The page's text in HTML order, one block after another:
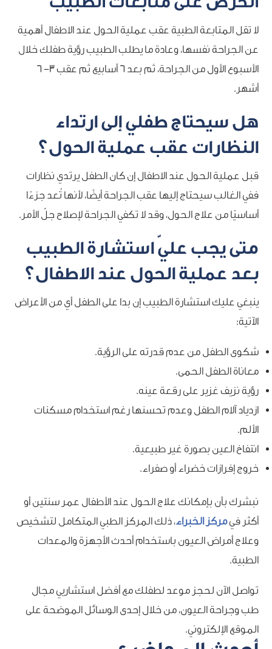
لا تقل المتابعة الطبية عقب عملية الحول عند الاطفال أهمية
عن الجراحة نفسها، وعادة ما يطلب الطبيب رؤية طفلك خلال
الأسبوع الأول من الجراحة، ثم بعد 6 أسابيع ثم عقب 3- 6
أشهر.
هل سيحتاج طفلي إلى ارتداء
النظارات عقب عملية الحول؟
قبل عملية الحول عند الاطفال إن كان الطفل يرتدي نظارات
ففي الغالب سيحتاج إليها عقب الجراحة أيضًا، لأنها تُعد جزءًا
أساسيًا من علاج الحول، وقد لا تكفي الجراحة لإصلاح جلّ الأمر.
متى يجب عليّ استشارة الطبيب
بعد عملية الحول عند الاطفال؟
ينبغي عليك استشارة الطبيب إن بدا على الطفل أي من الأعراض
الآتية:
شكوى الطفل من عدم قدرته على الرؤية.
معاناة الطفل الحمى.
رؤية نزيف غزير على رقعة عينه.
ازدياد آلام الطفل وعدم تحسنها رغم استخدام مسكنات
الألم.
انتفاخ العين بصورة غير طبيعية.
خروج إفرازات خضراء أو صفراء.
نبشرك بأن بإمكانك علاج الحول عند الأطفال عمر سنتين أو
أكثر فيمركز الخبراء، ذلك المركز الطبي المتكامل لتشخيص
وعلاج أمراض العيون باستخدام أحدث الأجهزة والمعدات
الطبية.
تواصل الآن لحجز موعد لطفلك مع أفضل استشاريي مجال
طب وجراحة العيون، من خلال إحدى الوسائل الموضحة على
الموقع الإلكتروني.